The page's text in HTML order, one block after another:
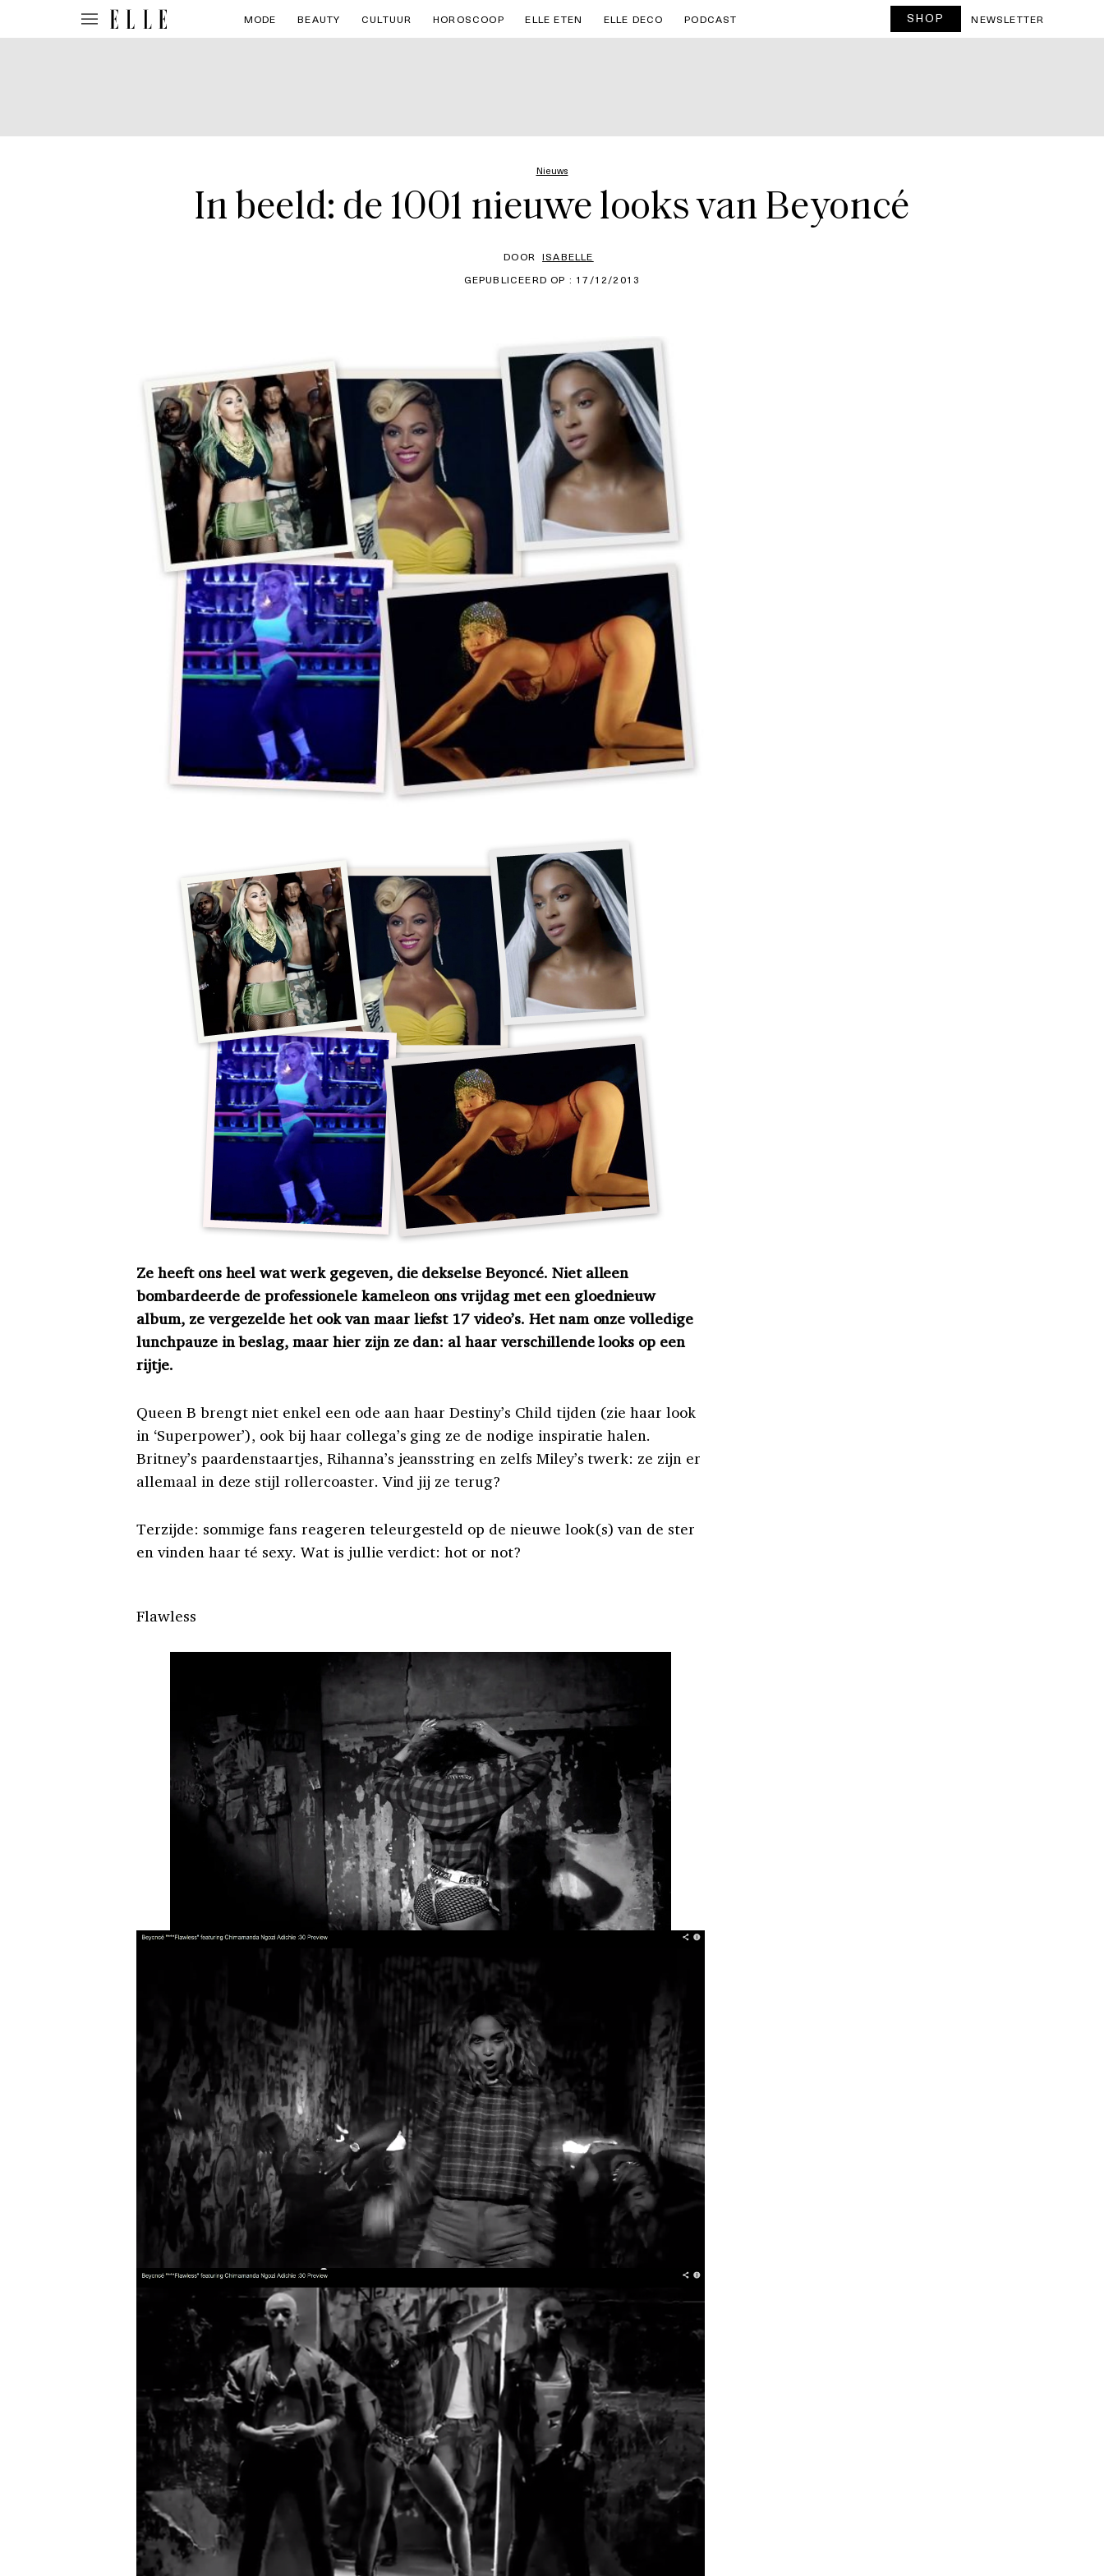
MODE BEAUTY CULTUUR HOROSCOOP ELLE ETEN ELLE DECO PODCAST SHOP NEWSLETTER
Nieuws
In beeld: de 1001 nieuwe looks van Beyoncé
DOOR ISABELLE
GEPUBLICEERD OP : 17/12/2013
Ze heeft ons heel wat werk gegeven, die dekselse Beyoncé. Niet alleen
bombardeerde de professionele kameleon ons vrijdag met een gloednieuw
album, ze vergezelde het ook van maar liefst 17 video’s. Het nam onze volledige
lunchpauze in beslag, maar hier zijn ze dan: al haar verschillende looks op een
rijtje.
Queen B brengt niet enkel een ode aan haar Destiny’s Child tijden (zie haar look
in ‘Superpower’), ook bij haar collega’s ging ze de nodige inspiratie halen.
Britney’s paardenstaartjes, Rihanna’s jeansstring en zelfs Miley’s twerk: ze zijn er
allemaal in deze stijl rollercoaster. Vind jij ze terug?
Terzijde: sommige fans reageren teleurgesteld op de nieuwe look(s) van de ster
en vinden haar té sexy. Wat is jullie verdict: hot or not?
Flawless